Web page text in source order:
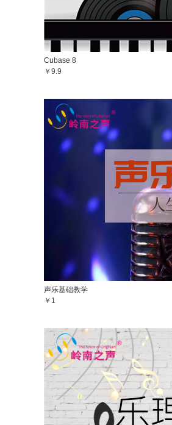
Cubase 8
￥9.9
声乐基础教学
￥1